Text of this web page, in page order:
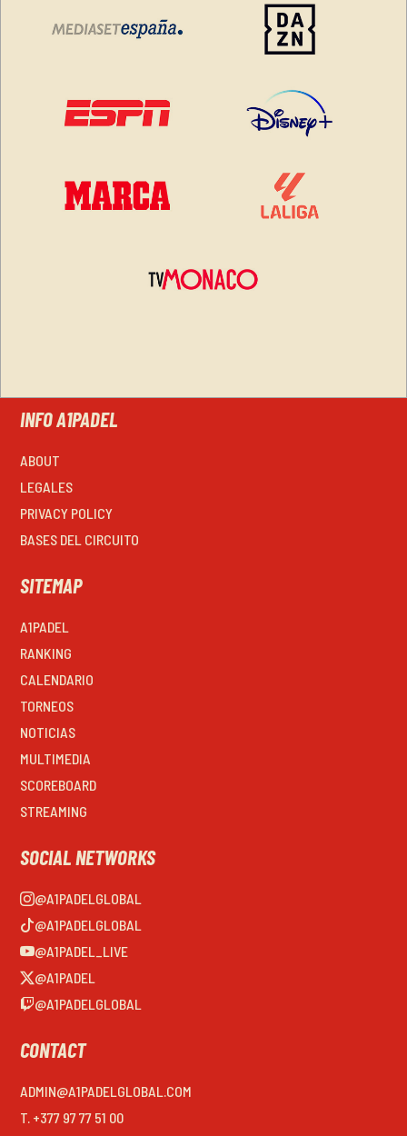
INFO A1PADEL
ABOUT
LEGALES
PRIVACY POLICY
BASES DEL CIRCUITO
SITEMAP
A1PADEL
RANKING
CALENDARIO
TORNEOS
NOTICIAS
MULTIMEDIA
SCOREBOARD
STREAMING
SOCIAL NETWORKS
@A1PADELGLOBAL
@A1PADELGLOBAL
@A1PADEL_LIVE
@A1PADEL
@A1PADELGLOBAL
CONTACT
ADMIN@A1PADELGLOBAL.COM
T. +377 97 77 51 00